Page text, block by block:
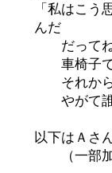
「私はこ
んだ
だって
車椅子で
それから
やがて誰
以下はＡさ
（一部加